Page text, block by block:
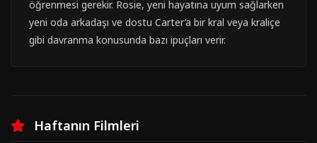
öğrenmesi gerekir. Rosie, yeni hayatına uyum sağlarken
yeni oda arkadaşı ve dostu Carter’a bir kral veya kraliçe
gibi davranma konusunda bazı ipuçları verir.
Haftanın Filmleri